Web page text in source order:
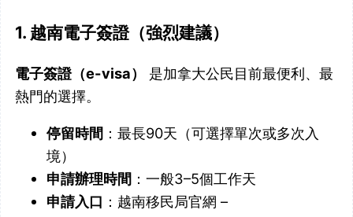
1. 越南電子簽證（強烈建議）
電子簽證（e-visa）
是加拿大公民目前最便利、最
熱門的選擇。
停留時間 ：最長90天（可選擇單次或多次入
境）
申請辦理時間 ：一般3–5個工作天
申請入口 ：越南移民局官網 –